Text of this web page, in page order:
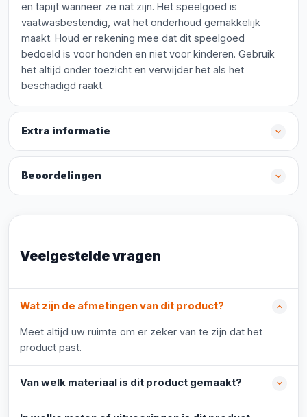
en tapijt wanneer ze nat zijn. Het speelgoed is
vaatwasbestendig, wat het onderhoud gemakkelijk
maakt. Houd er rekening mee dat dit speelgoed
bedoeld is voor honden en niet voor kinderen. Gebruik
het altijd onder toezicht en verwijder het als het
beschadigd raakt.
Extra informatie
Beoordelingen
Veelgestelde vragen
Wat zijn de afmetingen van dit product?
Meet altijd uw ruimte om er zeker van te zijn dat het
product past.
Van welk materiaal is dit product gemaakt?